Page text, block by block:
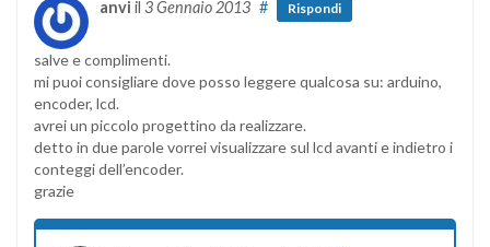
anvi il 3 Gennaio 2013 # Rispondi
salve e complimenti.
mi puoi consigliare dove posso leggere qualcosa su: arduino,
encoder, lcd.
avrei un piccolo progettino da realizzare.
detto in due parole vorrei visualizzare sul lcd avanti e indietro i
conteggi dell’encoder.
grazie